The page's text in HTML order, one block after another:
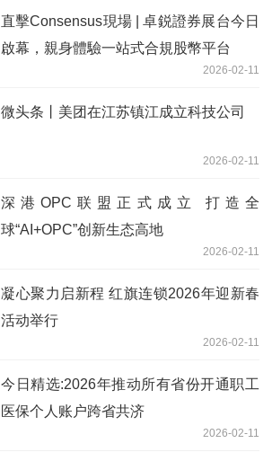
直擊Consensus現場 | 卓鋭證券展台今日
啟幕，親身體驗一站式合規股幣平台
2026-02-11
微头条丨美团在江苏镇江成立科技公司
2026-02-11
深港OPC联盟正式成立 打造全
球“AI+OPC”创新生态高地
2026-02-11
凝心聚力启新程 红旗连锁2026年迎新春
活动举行
2026-02-11
今日精选:2026年推动所有省份开通职工
医保个人账户跨省共济
2026-02-11